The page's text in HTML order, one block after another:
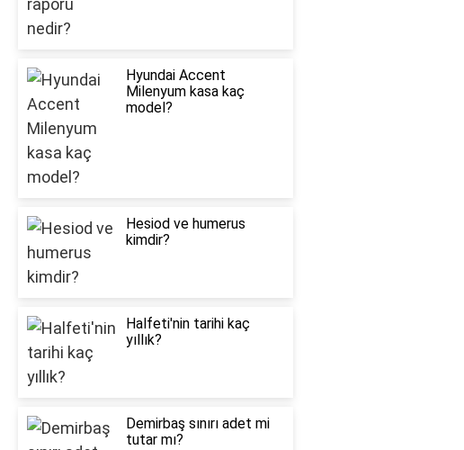
Hyundai Accent
Milenyum kasa kaç
model?
Hesiod ve humerus
kimdir?
Halfeti'nin tarihi kaç
yıllık?
Demirbaş sınırı adet mi
tutar mı?